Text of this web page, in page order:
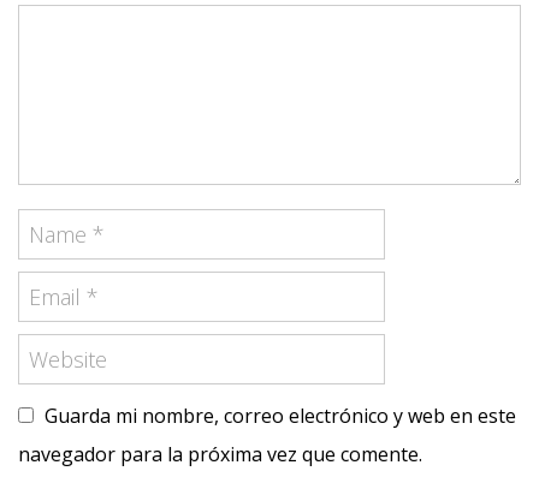
Guarda mi nombre, correo electrónico y web en este
navegador para la próxima vez que comente.